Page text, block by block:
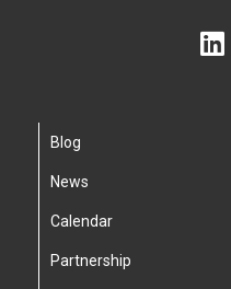
Blog
News
Calendar
Partnership